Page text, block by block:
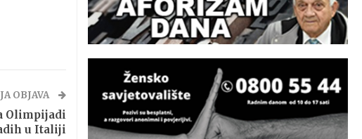
OBJAVA
Olimpijadi
u Italiji